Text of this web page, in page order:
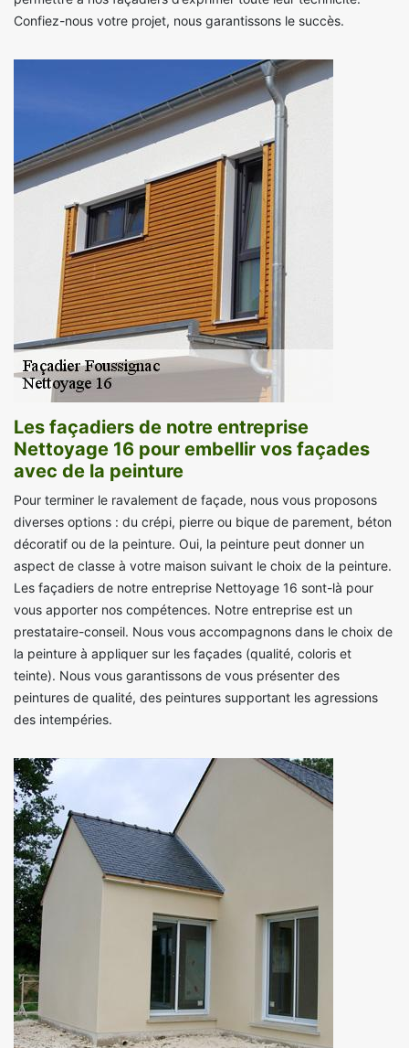
Confiez-nous votre projet, nous garantissons le succès.
Les façadiers de notre entreprise
Nettoyage 16 pour embellir vos façades
avec de la peinture
Pour terminer le ravalement de façade, nous vous proposons
diverses options : du crépi, pierre ou bique de parement, béton
décoratif ou de la peinture. Oui, la peinture peut donner un
aspect de classe à votre maison suivant le choix de la peinture.
Les façadiers de notre entreprise Nettoyage 16 sont-là pour
vous apporter nos compétences. Notre entreprise est un
prestataire-conseil. Nous vous accompagnons dans le choix de
la peinture à appliquer sur les façades (qualité, coloris et
teinte). Nous vous garantissons de vous présenter des
peintures de qualité, des peintures supportant les agressions
des intempéries.